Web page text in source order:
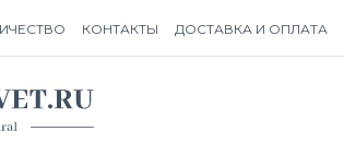
КОНТАКТЫ ДОСТАВКА И ОПЛАТА